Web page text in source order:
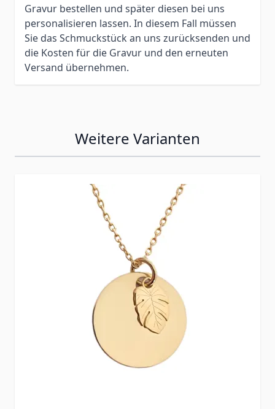
Gravur bestellen und später diesen bei uns
personalisieren lassen. In diesem Fall müssen
Sie das Schmuckstück an uns zurücksenden und
die Kosten für die Gravur und den erneuten
Versand übernehmen.
Weitere Varianten